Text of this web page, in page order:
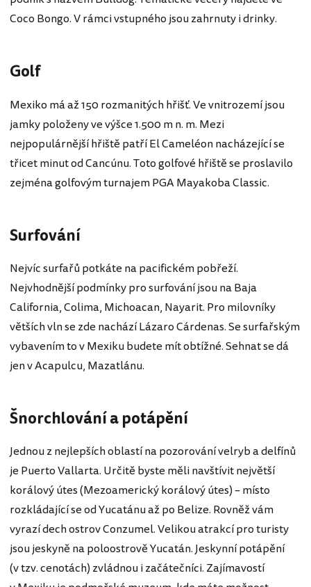
Coco Bongo. V rámci vstupného jsou zahrnuty i drinky.
Golf
Mexiko má až 150 rozmanitých hřišť. Ve vnitrozemí jsou
jamky položeny ve výšce 1.500 m n. m. Mezi
nejpopulárnější hřiště patří El Cameléon nacházející se
třicet minut od Cancúnu. Toto golfové hřiště se proslavilo
zejména golfovým turnajem PGA Mayakoba Classic.
Surfování
Nejvíc surfařů potkáte na pacifickém pobřeží.
Nejvhodnější podmínky pro surfování jsou na Baja
California, Colima, Michoacan, Nayarit. Pro milovníky
větších vln se zde nachází Lázaro Cárdenas. Se surfařským
vybavením to v Mexiku budete mít obtížné. Sehnat se dá
jen v Acapulcu, Mazatlánu.
Šnorchlování a potápění
Jednou z nejlepších oblastí na pozorování velryb a delfínů
je Puerto Vallarta. Určitě byste měli navštívit největší
korálový útes (Mezoamerický korálový útes) – místo
rozkládající se od Yucatánu až po Belize. Rovněž vám
vyrazí dech ostrov Conzumel. Velikou atrakcí pro turisty
jsou jeskyně na poloostrově Yucatán. Jeskynní potápění
(v tzv. cenotách) zvládnou i začátečníci. Zajímavostí